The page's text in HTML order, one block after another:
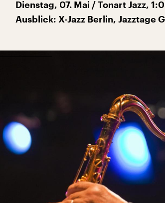
Dienstag, 07. Mai / Tonart Jazz,
Ausblick: X-Jazz Berlin, Jazztage